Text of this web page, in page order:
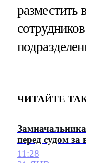
разместить
ЧИТАЙТЕ
перед судом за
11:28